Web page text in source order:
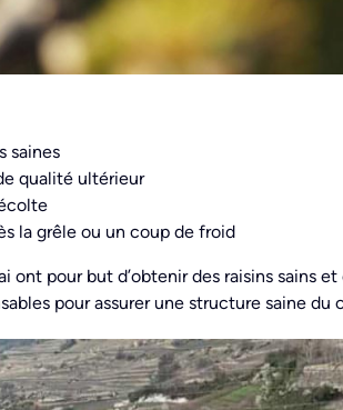
saines
qualité ultérieur
la grêle ou un coup de froid
ont pour but d’obtenir des raisins sains
pour assurer une structure saine du